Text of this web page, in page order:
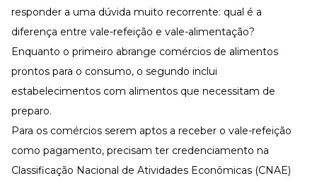
responder a uma dúvida muito recorrente: qual é a
diferença entre vale-refeição e vale-alimentação?
Enquanto o primeiro abrange comércios de alimentos
prontos para o consumo, o segundo inclui
estabelecimentos com alimentos que necessitam de
preparo.
Para os comércios serem aptos a receber o vale-refeição
como pagamento, precisam ter credenciamento na
Classificação Nacional de Atividades Econômicas (CNAE)